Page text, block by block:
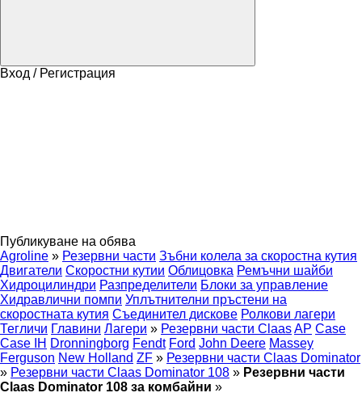
Вход / Регистрация
Публикуване на обява
Agroline » Резервни части Зъбни колела за скоростна кутия
Двигатели Скоростни кутии Облицовка Ремъчни шайби
Хидроцилиндри Разпределители Блоки за управление
Хидравлични помпи Уплътнителни пръстени на
скоростната кутия Съединител дискове Ролкови лагери
Тегличи Главини Лагери » Резервни части ClaasAP Case
Case IH Dronningborg Fendt Ford John Deere Massey
Ferguson New Holland ZF » Резервни части Claas Dominator
» Резервни части Claas Dominator 108 » Резервни части
Claas Dominator 108 за комбайни »